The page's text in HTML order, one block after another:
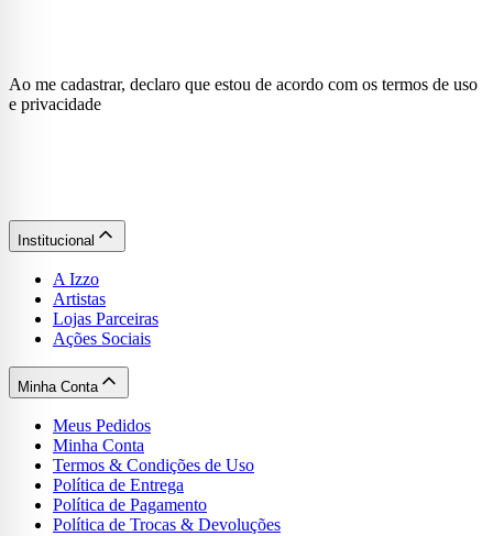
Ao me cadastrar, declaro que estou de acordo com os termos de uso
e privacidade
Institucional
A Izzo
Artistas
Lojas Parceiras
Ações Sociais
Minha Conta
Meus Pedidos
Minha Conta
Termos & Condições de Uso
Política de Entrega
Política de Pagamento
Política de Trocas & Devoluções